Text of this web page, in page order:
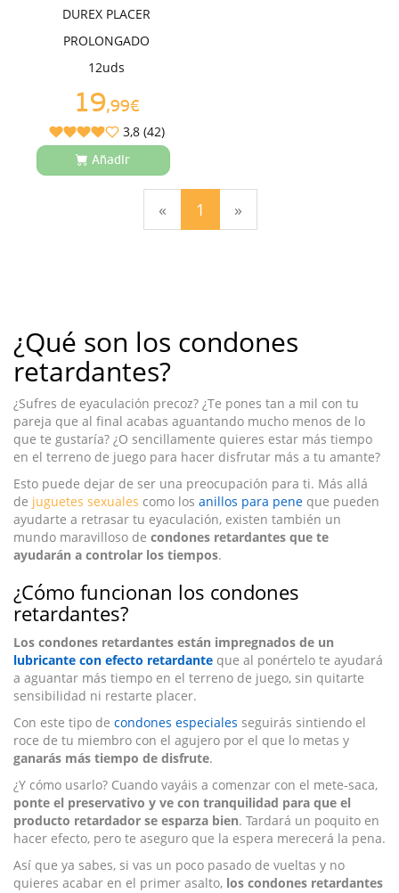
DUREX PLACER
PROLONGADO
12uds
19,99€
3,8 (42)
Añadir
« 1 (current)
»
¿Qué son los condones
retardantes?
¿Sufres de eyaculación precoz? ¿Te pones tan a mil con tu
pareja que al final acabas aguantando mucho menos de lo
que te gustaría? ¿O sencillamente quieres estar más tiempo
en el terreno de juego para hacer disfrutar más a tu amante?
Esto puede dejar de ser una preocupación para ti. Más allá
de juguetes sexuales como los anillos para pene que pueden
ayudarte a retrasar tu eyaculación, existen también un
mundo maravilloso de condones retardantes que te
ayudarán a controlar los tiempos.
¿Cómo funcionan los condones
retardantes?
Los condones retardantes están impregnados de un
lubricante con efecto retardante que al ponértelo te ayudará
a aguantar más tiempo en el terreno de juego, sin quitarte
sensibilidad ni restarte placer.
Con este tipo de condones especiales seguirás sintiendo el
roce de tu miembro con el agujero por el que lo metas y
ganarás más tiempo de disfrute.
¿Y cómo usarlo? Cuando vayáis a comenzar con el mete-saca,
ponte el preservativo y ve con tranquilidad para que el
producto retardador se esparza bien. Tardará un poquito en
hacer efecto, pero te aseguro que la espera merecerá la pena.
Así que ya sabes, si vas un poco pasado de vueltas y no
quieres acabar en el primer asalto, los condones retardantes